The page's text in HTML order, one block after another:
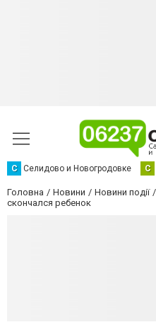
С Селидово и Новогродовке С
Головна Новини Новини події
скончался ребенок